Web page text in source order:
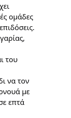
ομάδες
του
να τον
με
επτά